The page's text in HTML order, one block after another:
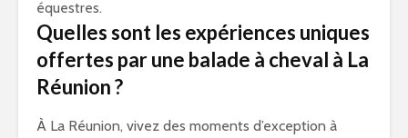
équestres.
Quelles sont les expériences uniques
offertes par une balade à cheval à La
Réunion ?
À La Réunion, vivez des moments d’exception à